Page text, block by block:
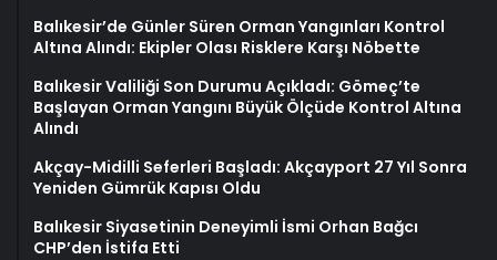
Balıkesir’de Günler Süren Orman Yangınları Kontrol
Altına Alındı: Ekipler Olası Risklere Karşı Nöbette
Balıkesir Valiliği Son Durumu Açıkladı: Gömeç’te
Başlayan Orman Yangını Büyük Ölçüde Kontrol Altına
Alındı
Akçay-Midilli Seferleri Başladı: Akçayport 27 Yıl Sonra
Yeniden Gümrük Kapısı Oldu
Balıkesir Siyasetinin Deneyimli İsmi Orhan Bağcı
CHP’den İstifa Etti